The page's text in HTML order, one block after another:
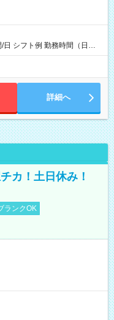
シフト例 勤務時間（日
待機休憩2時間）（日勤1回
詳細へ
カ！土日休み！
ランクOK